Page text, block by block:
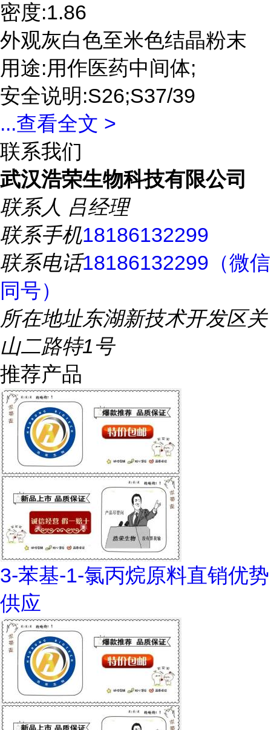
密度:1.86
外观灰白色至米色结晶粉末
用途:用作医药中间体;
安全说明:S26;S37/39
...查看全文 >
联系我们
武汉浩荣生物科技有限公司
联系人 吕经理
联系手机18186132299
联系电话18186132299（微信
同号）
所在地址东湖新技术开发区关
山二路特1号
推荐产品
3-苯基-1-氯丙烷原料直销优势
供应